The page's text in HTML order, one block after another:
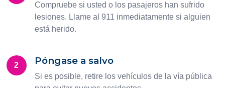
Compruebe si usted o los pasajeros han sufrido
lesiones. Llame al 911 inmediatamente si alguien
está herido.
2 Póngase a salvo
Si es posible, retire los vehículos de la vía pública